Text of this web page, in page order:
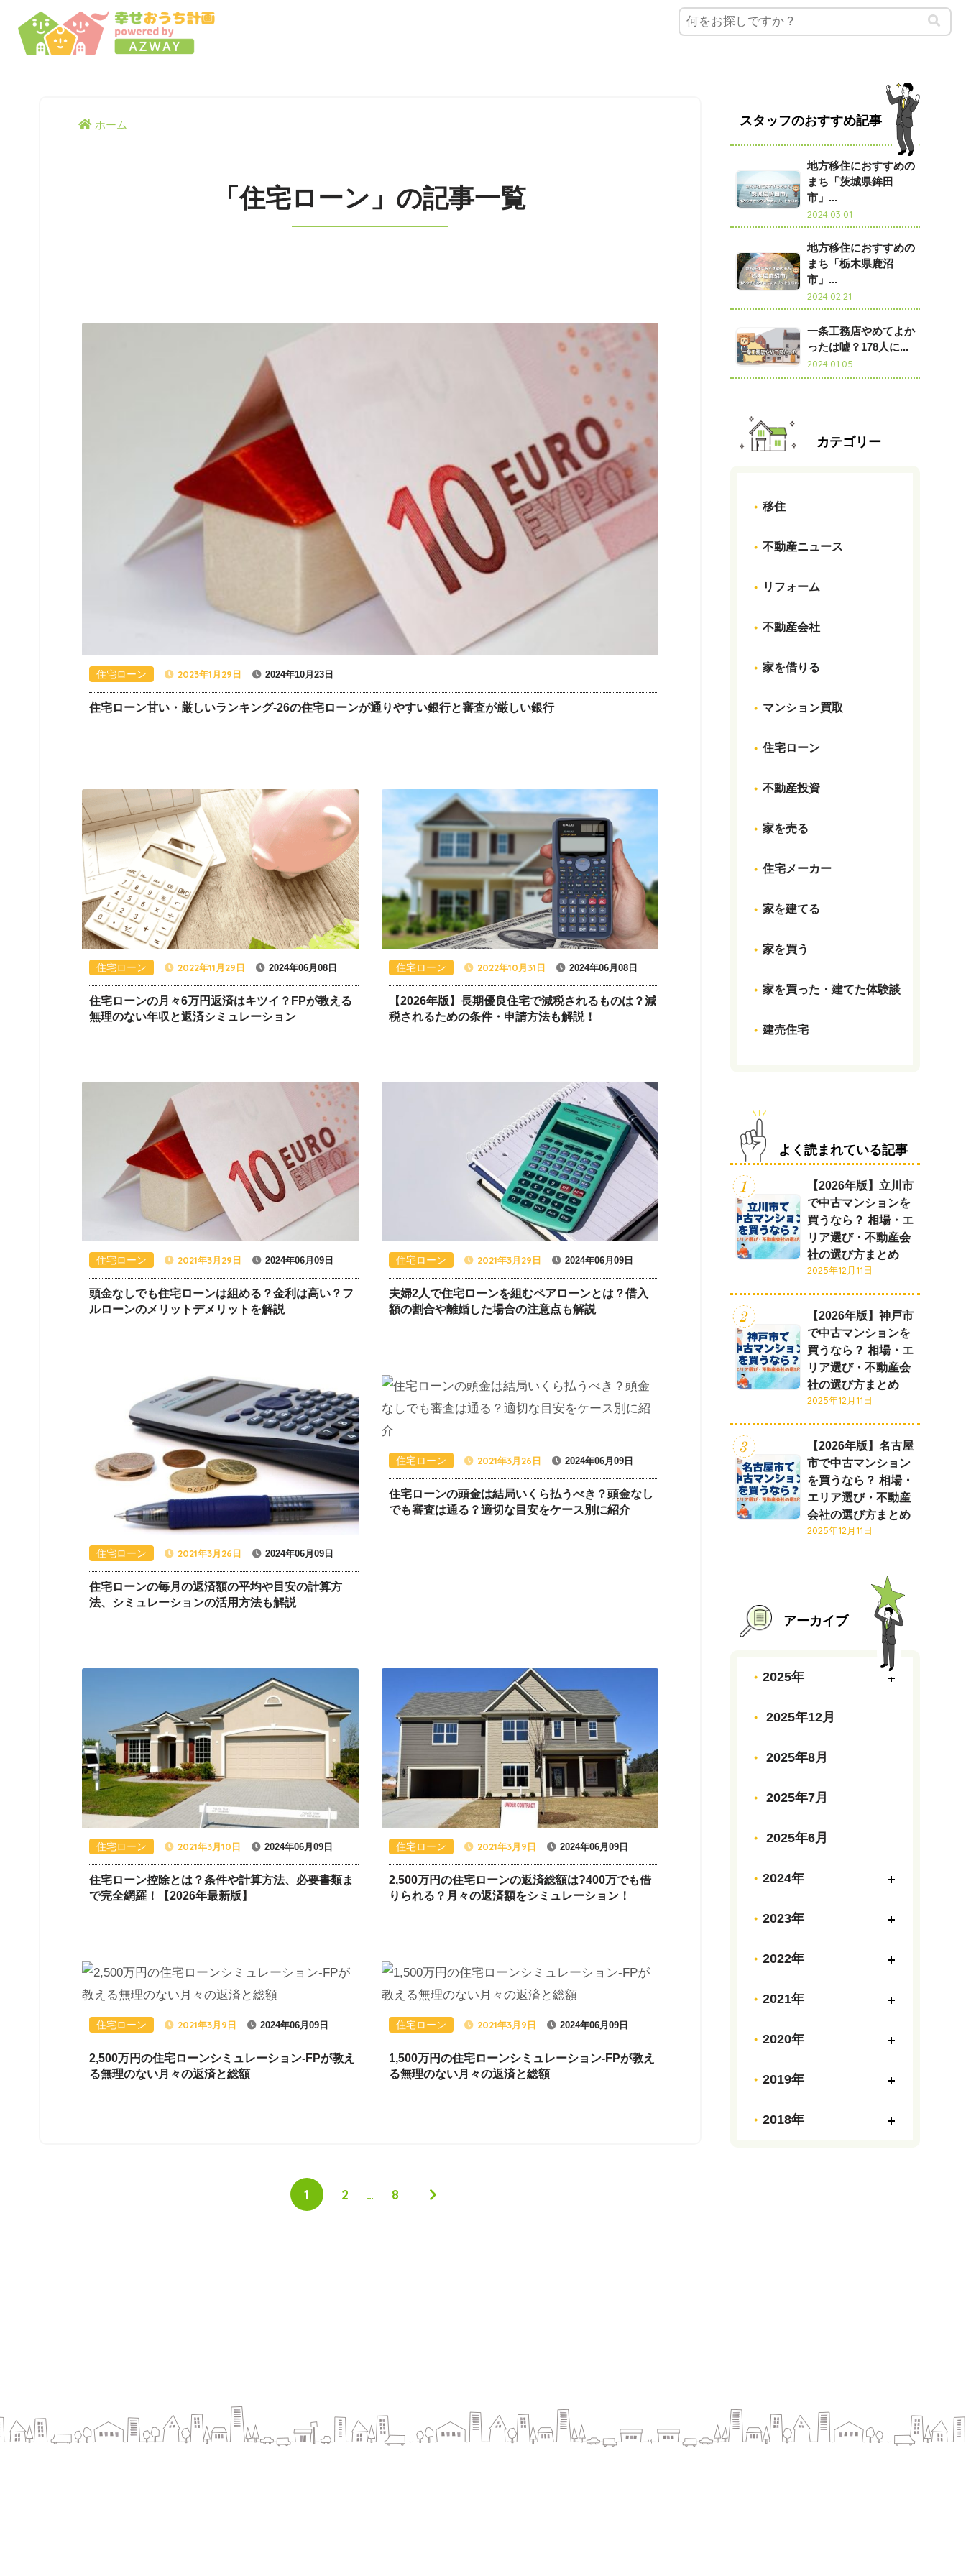
ホーム
「住宅ローン」の記事一覧
住宅ローン 2023年1月29日 2024年10月23日
住宅ローン甘い・厳しいランキング-26の住宅ローンが通りやすい銀行と審査が厳しい銀行
住宅ローン 2022年11月29日 2024年06月08日
住宅ローンの月々6万円返済はキツイ？FPが教える
無理のない年収と返済シミュレーション
住宅ローン 2022年10月31日 2024年06月08日
【2026年版】長期優良住宅で減税されるものは？減
税されるための条件・申請方法も解説！
住宅ローン 2021年3月29日 2024年06月09日
頭金なしでも住宅ローンは組める？金利は高い？フ
ルローンのメリットデメリットを解説
住宅ローン 2021年3月29日 2024年06月09日
夫婦2人で住宅ローンを組むペアローンとは？借入
額の割合や離婚した場合の注意点も解説
住宅ローン 2021年3月26日 2024年06月09日
住宅ローンの毎月の返済額の平均や目安の計算方
法、シミュレーションの活用方法も解説
住宅ローン 2021年3月26日 2024年06月09日
住宅ローンの頭金は結局いくら払うべき？頭金なし
でも審査は通る？適切な目安をケース別に紹介
住宅ローン 2021年3月10日 2024年06月09日
住宅ローン控除とは？条件や計算方法、必要書類ま
で完全網羅！【2026年最新版】
住宅ローン 2021年3月9日 2024年06月09日
2,500万円の住宅ローンの返済総額は?400万でも借
りられる？月々の返済額をシミュレーション！
住宅ローン 2021年3月9日 2024年06月09日
2,500万円の住宅ローンシミュレーション-FPが教え
る無理のない月々の返済と総額
住宅ローン 2021年3月9日 2024年06月09日
1,500万円の住宅ローンシミュレーション-FPが教え
る無理のない月々の返済と総額
1 2 … 8
スタッフのおすすめ記事
地方移住におすすめの
まち「茨城県鉾田
市」...
2024.03.01
地方移住におすすめの
まち「栃木県鹿沼
市」...
2024.02.21
一条工務店やめてよか
ったは嘘？178人に...
2024.01.05
カテゴリー
移住
不動産ニュース
リフォーム
不動産会社
家を借りる
マンション買取
住宅ローン
不動産投資
家を売る
住宅メーカー
家を建てる
家を買う
家を買った・建てた体験談
建売住宅
よく読まれている記事
【2026年版】立川市
で中古マンションを
買うなら？ 相場・エ
リア選び・不動産会
社の選び方まとめ
2025年12月11日
【2026年版】神戸市
で中古マンションを
買うなら？ 相場・エ
リア選び・不動産会
社の選び方まとめ
2025年12月11日
【2026年版】名古屋
市で中古マンション
を買うなら？ 相場・
エリア選び・不動産
会社の選び方まとめ
2025年12月11日
アーカイブ
2025年
2025年12月
2025年8月
2025年7月
2025年6月
2024年
2023年
2022年
2021年
2020年
2019年
2018年